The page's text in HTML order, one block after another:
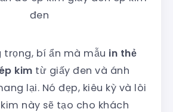
đen
trọng, bí ẩn mà mẫu in thẻ
kim từ giấy đen và ánh
lại. Nó đẹp, kiêu kỳ và lôi
này sẽ tạo cho khách